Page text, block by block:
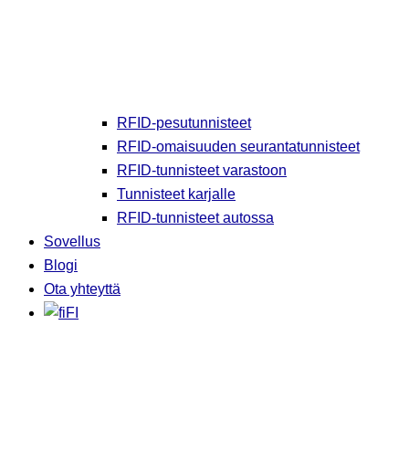
RFID-pesutunnisteet
RFID-omaisuuden seurantatunnisteet
RFID-tunnisteet varastoon
Tunnisteet karjalle
RFID-tunnisteet autossa
Sovellus
Blogi
Ota yhteyttä
FI